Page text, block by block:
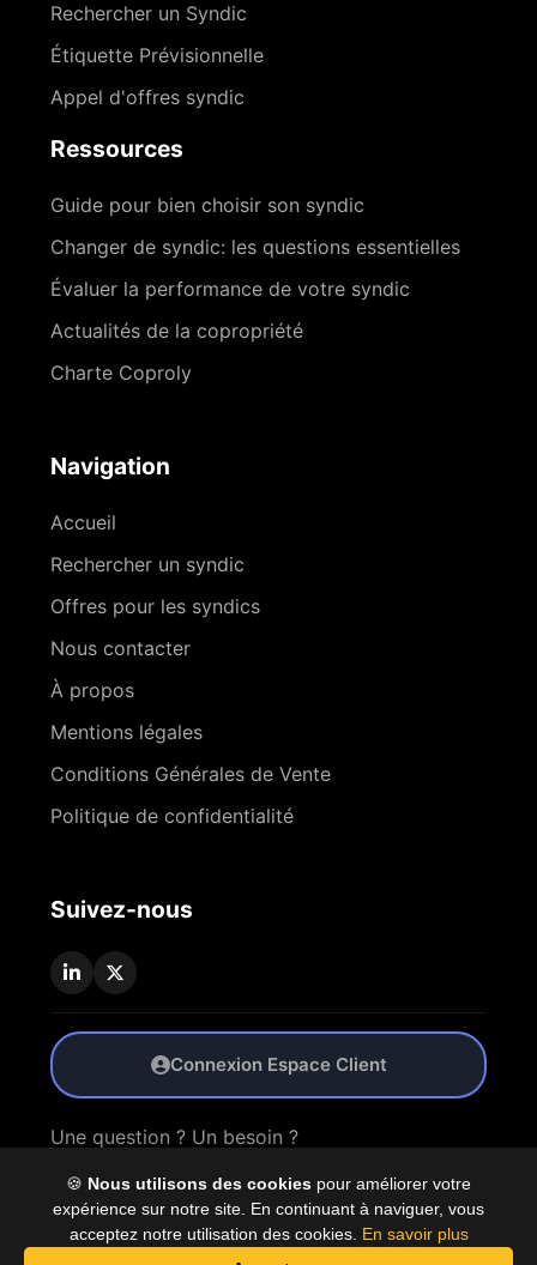
🍪 Nous utilisons des cookies pour améliorer votre
expérience sur notre site. En continuant à naviguer, vous
acceptez notre utilisation des cookies. En savoir plus
Rechercher un Syndic
Étiquette Prévisionnelle
Appel d'offres syndic
Ressources
Guide pour bien choisir son syndic
Changer de syndic: les questions essentielles
Évaluer la performance de votre syndic
Actualités de la copropriété
Charte Coproly
Navigation
Accueil
Rechercher un syndic
Offres pour les syndics
Nous contacter
À propos
Mentions légales
Conditions Générales de Vente
Politique de confidentialité
Suivez-nous
Connexion Espace Client
Une question ? Un besoin ?
Nous Contacter